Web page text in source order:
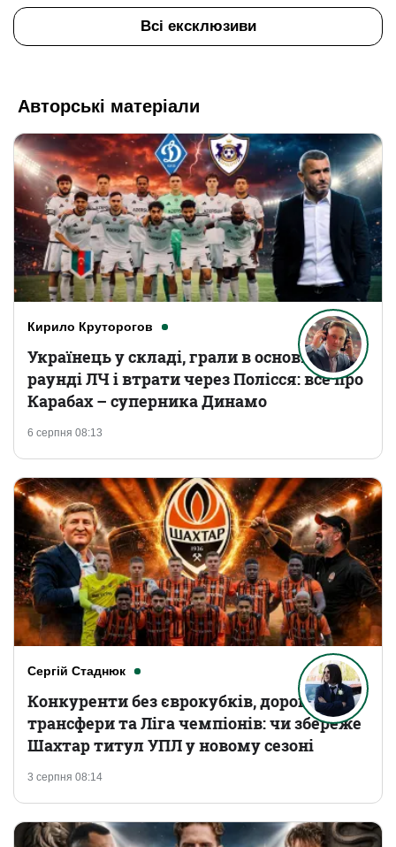
Всі ексклюзиви
Авторські матеріали
Кирило Круторогов
6 серпня 08:13
Українець у складі, грали в основному
раунді ЛЧ і втрати через Полісся: все про
Карабах – суперника Динамо
Сергій Стаднюк
3 серпня 08:14
Конкуренти без єврокубків, дорогі
трансфери та Ліга чемпіонів: чи збереже
Шахтар титул УПЛ у новому сезоні